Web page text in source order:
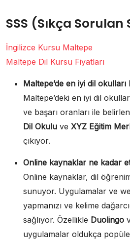
SSS (Sıkça
İngilizce Kursu Maltepe
Maltepe Dil Kursu Fiyatları
Maltepe’de en iyi dil okulları
Maltepe’deki en iyi dil
ve başarı oranları ile
Dil Okulu ve XYZ Eğitim
çıkıyor.
Online kaynaklar ne kadar
Online kaynaklar, dil
sunuyor. Uygulamalar ve
yapmanızı ve kelime
sağlıyor. Özellikle Duolingo
uygulamalar oldukça